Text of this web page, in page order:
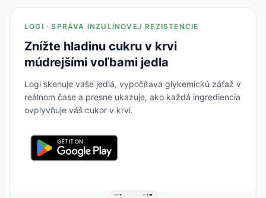
LOGI · SPRÁVA INZULÍNOVEJ REZISTENCIE
Znížte hladinu cukru v krvi
múdrejšími voľbami jedla
Logi skenuje vaše jedlá, vypočítava glykemickú záťaž v
reálnom čase a presne ukazuje, ako každá ingrediencia
ovplyvňuje váš cukor v krvi.